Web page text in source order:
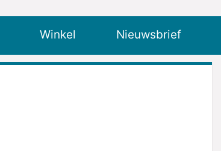
Winkel
Nieuwsbrief